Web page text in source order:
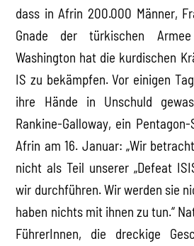
dass in Afrin 200.000 Männer,
Gnade der türkischen
Washington hat die kurdischen
IS zu bekämpfen. Vor einigen
ihre Hände in Unschuld
Rankine-Galloway, ein
Afrin am 16. Januar: „Wir
nicht als Teil unserer „Defeat
wir durchführen. Wir werden sie
haben nichts mit ihnen zu tun.“
FührerInnen, die dreckige